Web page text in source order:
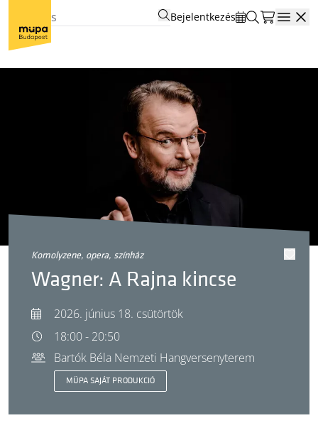
Bejelentkezés
komolyzene, opera, színház
Wagner: A Rajna kincse
2026. június 18. csütörtök
18:00 - 20:50
Bartók Béla Nemzeti Hangversenyterem
MÜPA SAJÁT PRODUKCIÓ